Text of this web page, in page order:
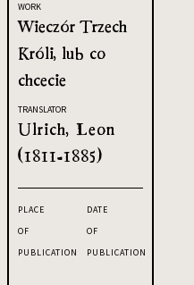
WORK
Wieczór Trzech
Króli, lub co
chcecie
TRANSLATOR
Ulrich, Leon
(1811-1885)
PLACE
OF
PUBLICATION
DATE
OF
PUBLICATION